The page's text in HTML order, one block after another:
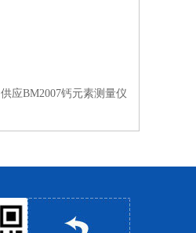
供应BM2007钙元素测量仪